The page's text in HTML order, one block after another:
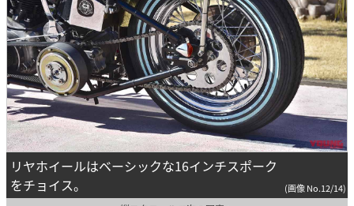
リヤホイールはベーシックな16インチスポーク
をチョイス。
(画像 No.12/14)